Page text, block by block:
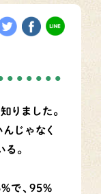
りました。
じゃなく
。
で、95%